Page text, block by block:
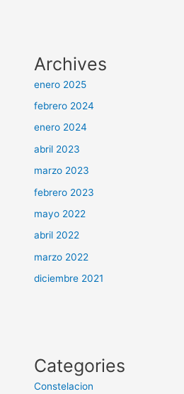
Archives
enero 2025
febrero 2024
enero 2024
abril 2023
marzo 2023
febrero 2023
mayo 2022
abril 2022
marzo 2022
diciembre 2021
Categories
Constelacion